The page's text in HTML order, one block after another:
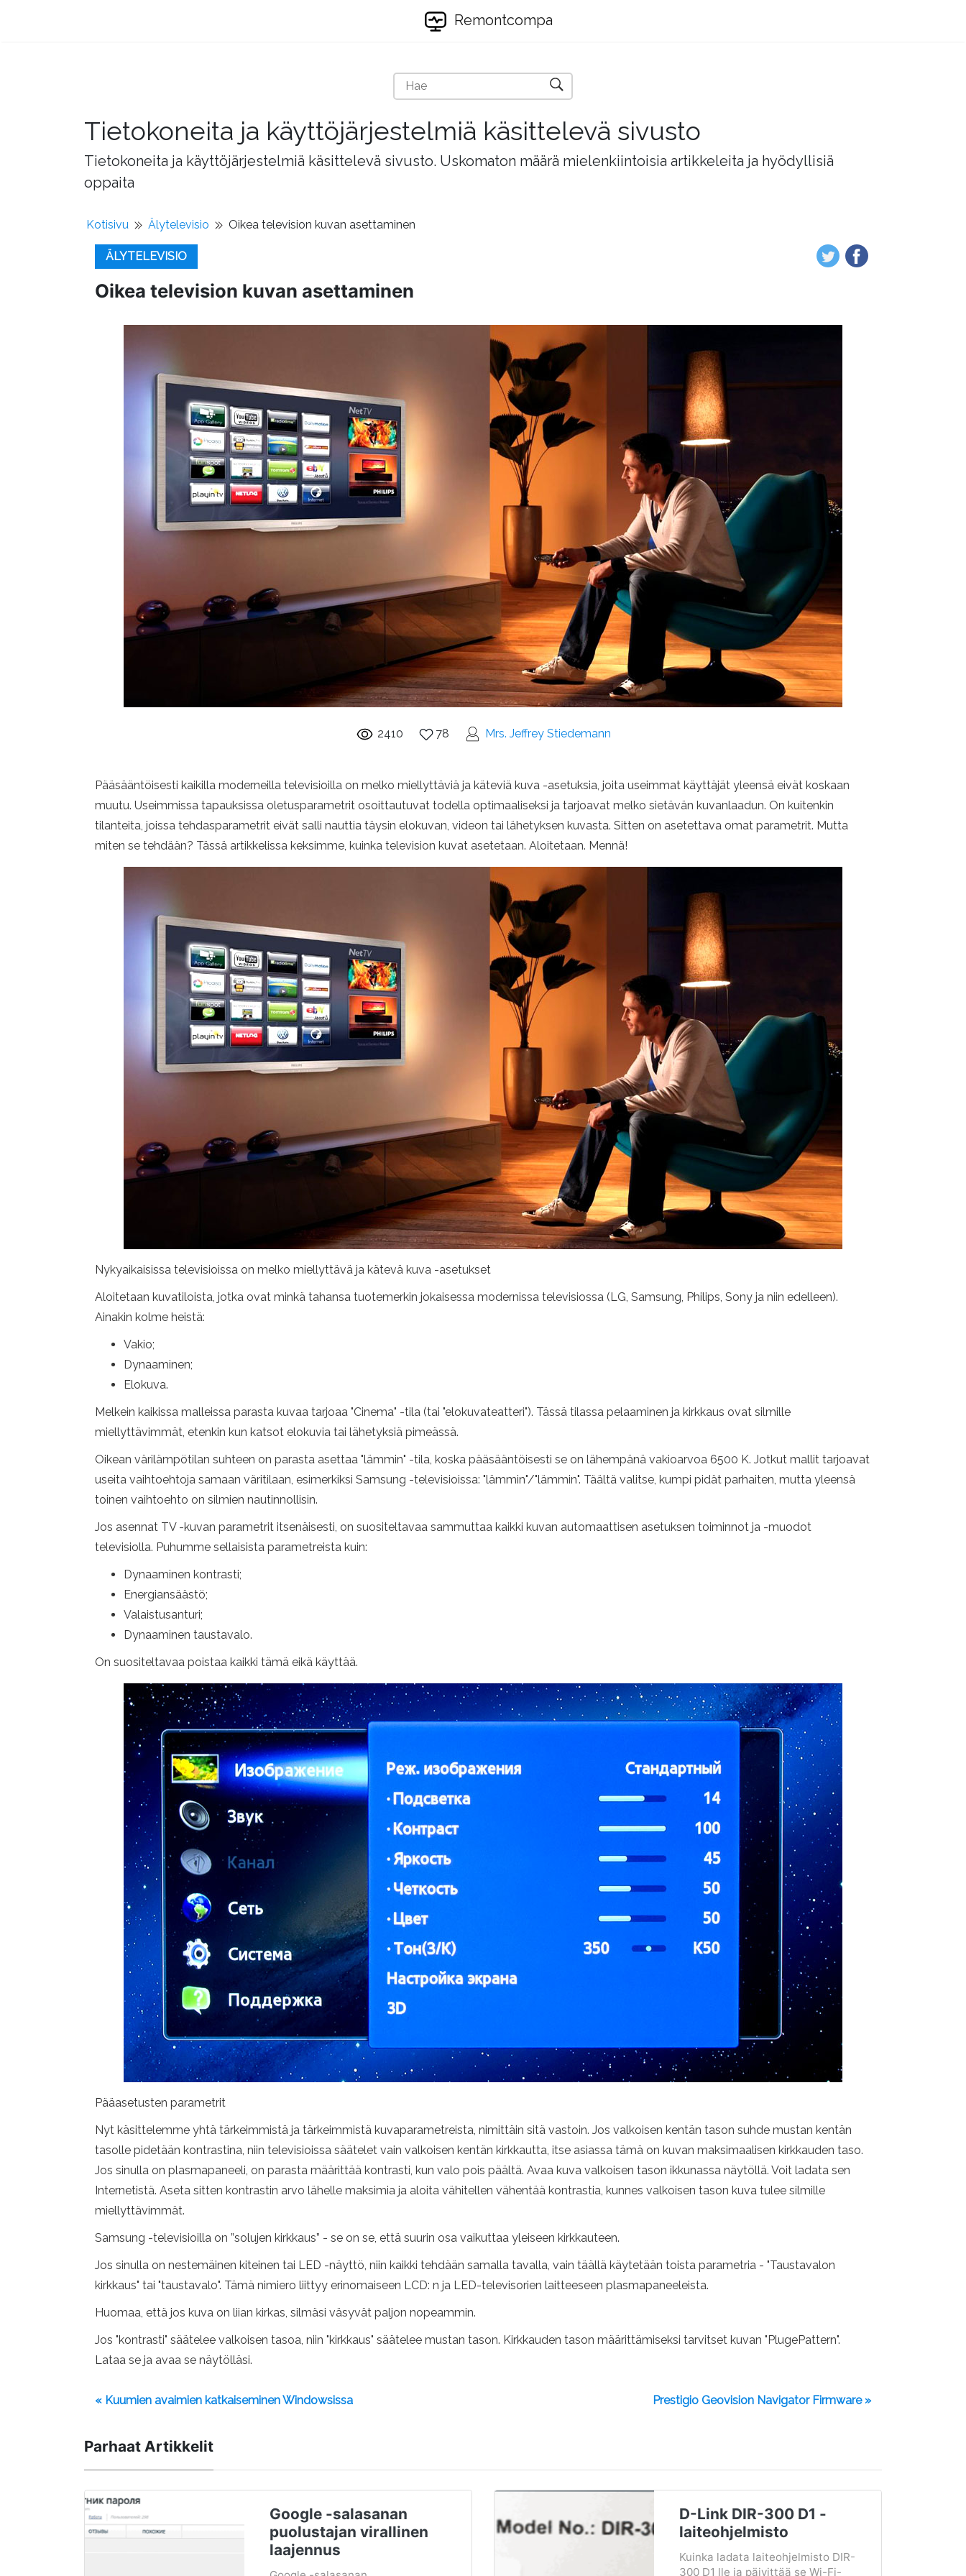
Remontcompa
Tietokoneita ja käyttöjärjestelmiä käsittelevä sivusto
Tietokoneita ja käyttöjärjestelmiä käsittelevä sivusto. Uskomaton määrä mielenkiintoisia artikkeleita ja hyödyllisiä
oppaita
Kotisivu Älytelevisio Oikea television kuvan asettaminen
ÄLYTELEVISIO
Oikea television kuvan asettaminen
2410 78 Mrs. Jeffrey Stiedemann
Pääsääntöisesti kaikilla moderneilla televisioilla on melko miellyttäviä ja käteviä kuva -asetuksia, joita useimmat käyttäjät yleensä eivät koskaan
muutu. Useimmissa tapauksissa oletusparametrit osoittautuvat todella optimaaliseksi ja tarjoavat melko sietävän kuvanlaadun. On kuitenkin
tilanteita, joissa tehdasparametrit eivät salli nauttia täysin elokuvan, videon tai lähetyksen kuvasta. Sitten on asetettava omat parametrit. Mutta
miten se tehdään? Tässä artikkelissa keksimme, kuinka television kuvat asetetaan. Aloitetaan. Mennä!
Nykyaikaisissa televisioissa on melko miellyttävä ja kätevä kuva -asetukset
Aloitetaan kuvatiloista, jotka ovat minkä tahansa tuotemerkin jokaisessa modernissa televisiossa (LG, Samsung, Philips, Sony ja niin edelleen).
Ainakin kolme heistä:
Vakio;
Dynaaminen;
Elokuva.
Melkein kaikissa malleissa parasta kuvaa tarjoaa "Cinema" -tila (tai "elokuvateatteri"). Tässä tilassa pelaaminen ja kirkkaus ovat silmille
miellyttävimmät, etenkin kun katsot elokuvia tai lähetyksiä pimeässä.
Oikean värilämpötilan suhteen on parasta asettaa "lämmin" -tila, koska pääsääntöisesti se on lähempänä vakioarvoa 6500 K. Jotkut mallit tarjoavat
useita vaihtoehtoja samaan väritilaan, esimerkiksi Samsung -televisioissa: "lämmin"/"lämmin". Täältä valitse, kumpi pidät parhaiten, mutta yleensä
toinen vaihtoehto on silmien nautinnollisin.
Jos asennat TV -kuvan parametrit itsenäisesti, on suositeltavaa sammuttaa kaikki kuvan automaattisen asetuksen toiminnot ja -muodot
televisiolla. Puhumme sellaisista parametreista kuin:
Dynaaminen kontrasti;
Energiansäästö;
Valaistusanturi;
Dynaaminen taustavalo.
On suositeltavaa poistaa kaikki tämä eikä käyttää.
Pääasetusten parametrit
Nyt käsittelemme yhtä tärkeimmistä ja tärkeimmistä kuvaparametreista, nimittäin sitä vastoin. Jos valkoisen kentän tason suhde mustan kentän
tasolle pidetään kontrastina, niin televisioissa säätelet vain valkoisen kentän kirkkautta, itse asiassa tämä on kuvan maksimaalisen kirkkauden taso.
Jos sinulla on plasmapaneeli, on parasta määrittää kontrasti, kun valo pois päältä. Avaa kuva valkoisen tason ikkunassa näytöllä. Voit ladata sen
Internetistä. Aseta sitten kontrastin arvo lähelle maksimia ja aloita vähitellen vähentää kontrastia, kunnes valkoisen tason kuva tulee silmille
miellyttävimmät.
Samsung -televisioilla on ”solujen kirkkaus” - se on se, että suurin osa vaikuttaa yleiseen kirkkauteen.
Jos sinulla on nestemäinen kiteinen tai LED -näyttö, niin kaikki tehdään samalla tavalla, vain täällä käytetään toista parametria - "Taustavalon
kirkkaus" tai "taustavalo". Tämä nimiero liittyy erinomaiseen LCD: n ja LED-televisorien laitteeseen plasmapaneeleista.
Huomaa, että jos kuva on liian kirkas, silmäsi väsyvät paljon nopeammin.
Jos "kontrasti" säätelee valkoisen tasoa, niin "kirkkaus" säätelee mustan tason. Kirkkauden tason määrittämiseksi tarvitset kuvan "PlugePattern".
Lataa se ja avaa se näytölläsi.
« Kuumien avaimien katkaiseminen Windowsissa Prestigio Geovision Navigator Firmware »
Parhaat Artikkelit
Google -salasanan
puolustajan virallinen
laajennus
D-Link DIR-300 D1 -
laiteohjelmisto
Kuinka ladata laiteohjelmisto DIR-
300 D1 lle ja päivittää se Wi-Fi-